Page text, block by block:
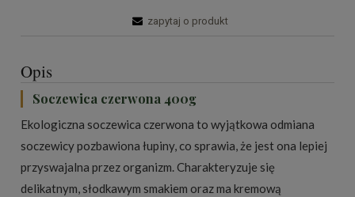
zapytaj o produkt
Opis
Soczewica czerwona 400g
Ekologiczna soczewica czerwona to wyjątkowa odmiana
soczewicy pozbawiona łupiny, co sprawia, że jest ona lepiej
przyswajalna przez organizm. Charakteryzuje się
delikatnym, słodkawym smakiem oraz ma kremową